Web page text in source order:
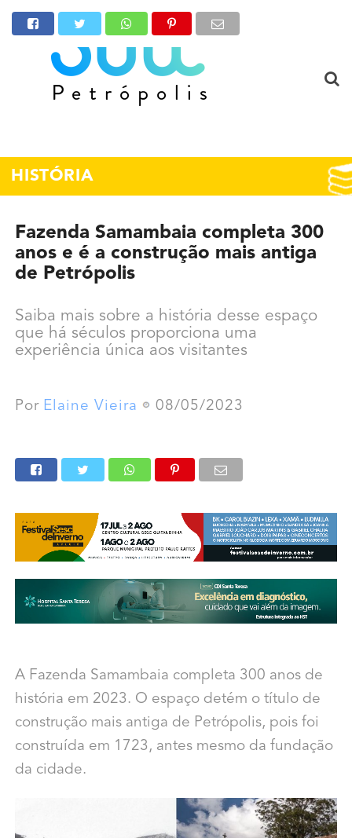
HISTÓRIA
Fazenda Samambaia completa 300
anos e é a construção mais antiga
de Petrópolis
Saiba mais sobre a história desse espaço
que há séculos proporciona uma
experiência única aos visitantes
Por Elaine Vieira 08/05/2023
A Fazenda Samambaia completa 300 anos de
história em 2023. O espaço detém o título de
construção mais antiga de Petrópolis, pois foi
construída em 1723, antes mesmo da fundação
da cidade.